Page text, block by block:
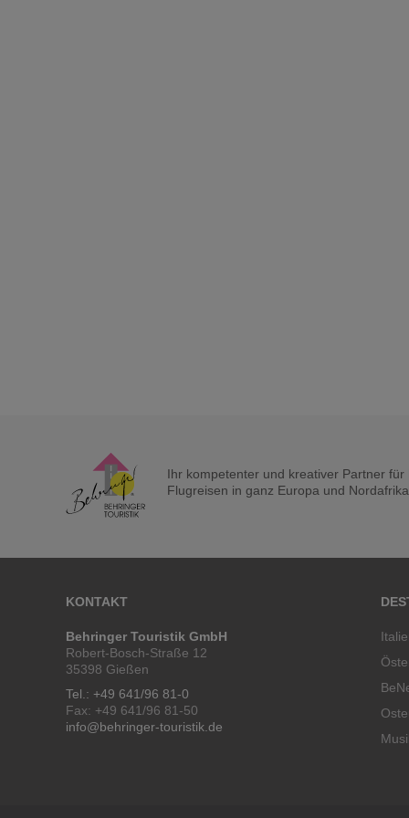
Ihr kompetenter und kreativer Partner für
Flugreisen in ganz Europa und Nordafrika
KONTAKT
Behringer Touristik GmbH
Robert-Bosch-Straße 12
35398 Gießen
Tel.: +49 641/96 81-0
Fax: +49 641/96 81-50
info@behringer-touristik.de